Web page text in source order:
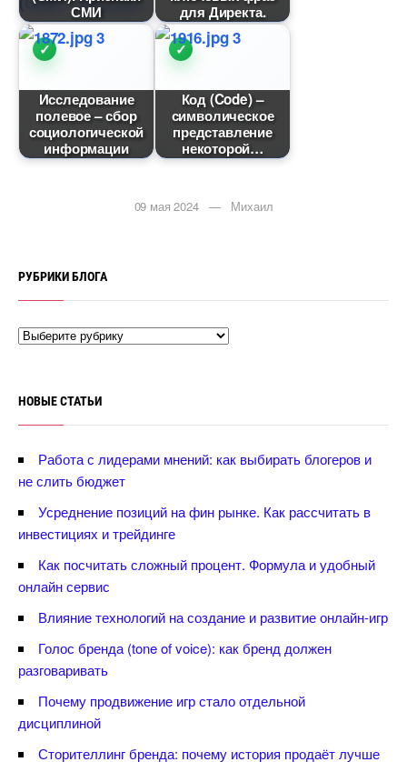
СМИ
для Директа.
Исследование
полевое – сбор
социологической
информации
Код (Code) –
символическое
представление
некоторой
09 мая 2024 — Михаил
РУБРИКИ БЛОГА
НОВЫЕ СТАТЬИ
Работа с лидерами мнений: как выбирать блогеров и
не слить бюджет
Усреднение позиций на фин рынке. Как рассчитать
инвестициях и трейдинге
Как посчитать сложный процент. Формула и удобный
онлайн сервис
лияние технологий на создание и развитие онлайн-игр
Голос бренда (tone of voice): как бренд должен
разговаривать
Почему продвижение игр стало отдельной
дисциплиной
Сторителлинг бренда: почему история продаёт лучше